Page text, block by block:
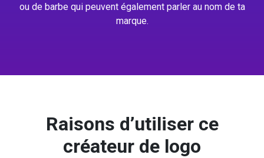
ou de barbe qui peuvent également parler au nom de ta
marque.
Raisons d’utiliser ce
créateur de logo